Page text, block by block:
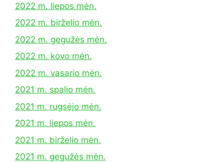
2022 m. liepos mėn.
2022 m. birželio mėn.
2022 m. gegužės mėn.
2022 m. kovo mėn.
2022 m. vasario mėn.
2021 m. spalio mėn.
2021 m. rugsėjo mėn.
2021 m. liepos mėn.
2021 m. birželio mėn.
2021 m. gegužės mėn.